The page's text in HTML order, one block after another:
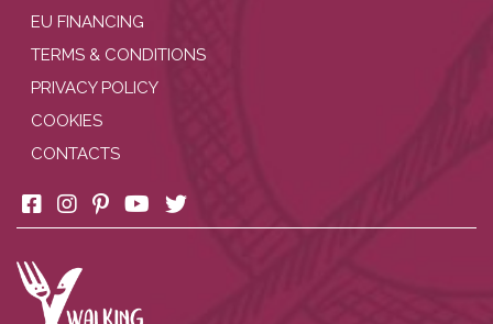
EU FINANCING
TERMS & CONDITIONS
PRIVACY POLICY
COOKIES
CONTACTS